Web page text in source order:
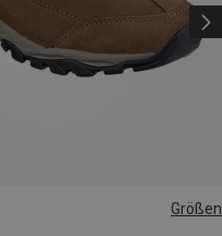
Größen